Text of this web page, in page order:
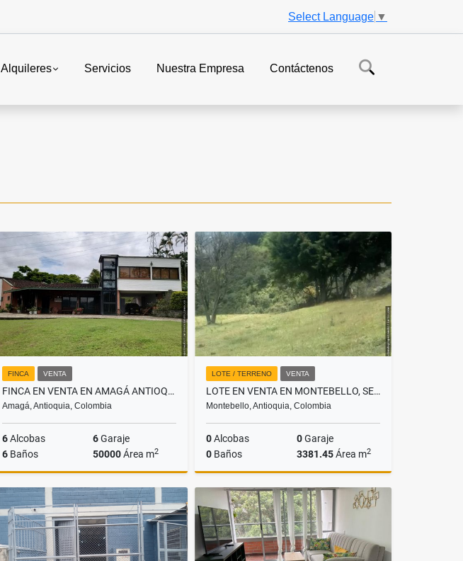
Select Language ▼
Alquileres Servicios Nuestra Empresa Contáctenos
FINCA VENTA
FINCA EN VENTA EN AMAGÁ ANTIOQUIA
Amagá, Antioquia, Colombia
6Alcobas 6Garaje
6 Baños 50000Área m2
Venta
$3.000.000.000
LOTE / TERRENO VENTA
LOTE EN VENTA EN MONTEBELLO, SECTOR VÍA A LA PINTADA LOTE 9
Montebello, Antioquia, Colombia
0Alcobas 0Garaje
0 Baños 3381.45Área m2
Venta
$243.465.120